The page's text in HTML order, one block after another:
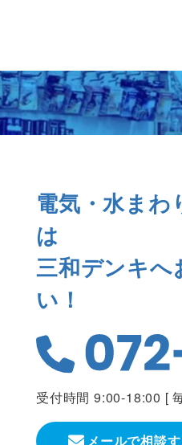
電気・水まわ
は
三和デンキへ
い！
受付時間 9:00-18:00 [
メールで相談